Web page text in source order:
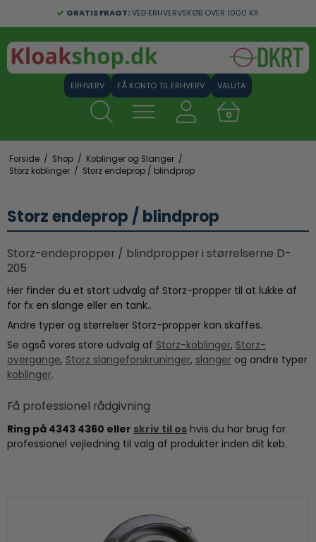
GRATIS FRAGT:VED ERHVERVSKØB OVER 1000 KR.
FÅ KONTO TIL ERHVERV VALUTA
0
Forside / Shop / Koblinger og Slanger /
Storz koblinger / Storz endeprop / blindprop
Storz endeprop / blindprop
Storz-endepropper / blindpropper i størrelserne D-
205
Her finder du et stort udvalg af Storz-propper til at lukke af
for fx en slange eller en tank..
Andre typer og størrelser Storz-propper kan skaffes.
Se også vores store udvalg af Storz-koblinger, Storz-
overgange, Storz slangeforskruninger, slanger og andre typer
koblinger.
Få professionel rådgivning
Ring på 4343 4360 eller skriv til os hvis du har brug for
professionel vejledning til valg af produkter inden dit køb.